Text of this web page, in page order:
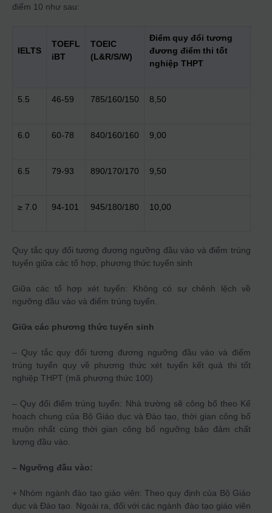
điểm 10 như sau:
IELTS
TOEFL
iBT
TOEIC
(L&R/S/W)
Điểm quy đổi tương
đương điểm thi tốt
nghiệp THPT
5.5 46-59 785/160/150 8,50
6.0 60-78 840/160/160 9,00
6.5 79-93 890/170/170 9,50
≥ 7.0 94-101 945/180/180 10,00
Quy tắc quy đổi tương đương ngưỡng đầu vào và điểm trúng
tuyển giữa các tổ hợp, phương thức tuyển sinh
Giữa các tổ hợp xét tuyển: Không có sự chênh lệch về
ngưỡng đầu vào và điểm trúng tuyển.
Giữa các phương thức tuyển sinh
– Quy tắc quy đổi tương đương ngưỡng đầu vào và điểm
trúng tuyển quy về phương thức xét tuyển kết quả thi tốt
nghiệp THPT (mã phương thức 100)
– Quy đổi điểm trúng tuyển: Nhà trường sẽ công bố theo Kế
hoạch chung của Bộ Giáo dục và Đào tạo, thời gian công bố
muộn nhất cùng thời gian công bố ngưỡng bảo đảm chất
lượng đầu vào.
– Ngưỡng đầu vào:
+ Nhóm ngành đào tạo giáo viên: Theo quy định của Bộ Giáo
dục và Đào tạo. Ngoài ra, đối với các ngành đào tạo giáo viên